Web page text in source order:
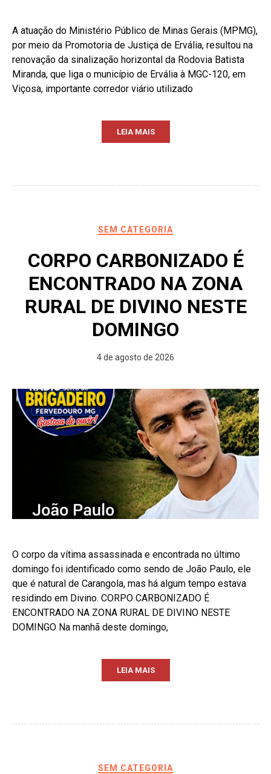
A atuação do Ministério Público de Minas Gerais (MPMG),
por meio da Promotoria de Justiça de Ervália, resultou na
renovação da sinalização horizontal da Rodovia Batista
Miranda, que liga o município de Ervália à MGC-120, em
Viçosa, importante corredor viário utilizado
LEIA MAIS
SEM CATEGORIA
CORPO CARBONIZADO É
ENCONTRADO NA ZONA
RURAL DE DIVINO NESTE
DOMINGO
4 de agosto de 2026
O corpo da vítima assassinada e encontrada no último
domingo foi identificado como sendo de João Paulo, ele
que é natural de Carangola, mas há algum tempo estava
residindo em Divino. CORPO CARBONIZADO É
ENCONTRADO NA ZONA RURAL DE DIVINO NESTE
DOMINGO Na manhã deste domingo,
LEIA MAIS
SEM CATEGORIA